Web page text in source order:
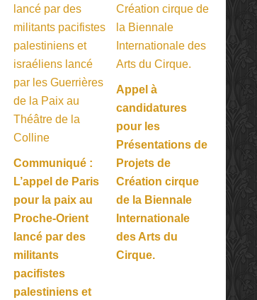
Communiqué :
L’appel de Paris
pour la paix au
Proche-Orient
lancé par des
militants
pacifistes
palestiniens et
Appel à
candidatures
pour les
Présentations de
Projets de
Création cirque
de la Biennale
Internationale
des Arts du
Cirque.